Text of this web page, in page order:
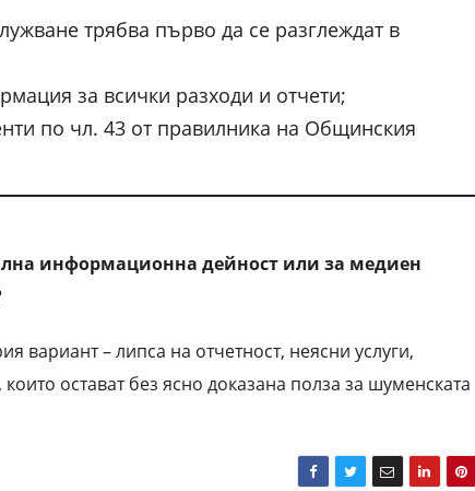
трябва първо да се разглеждат в
за всички разходи и отчети;
по чл. 43 от правилника на Общинския
информационна дейност или за медиен
вариант – липса на отчетност, неясни услуги,
остават без ясно доказана полза за шуменската